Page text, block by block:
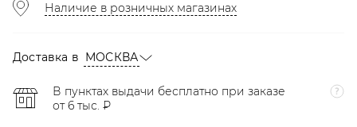
Наличие в розничных магазинах
Доставка в МОСКВА
В пунктах выдачи бесплатно при заказе
от 6 тыс. ₽